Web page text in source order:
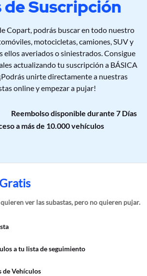
de Suscripción
Copart, podrás buscar en todo nuestro
motocicletas, camiones, SUV y
ellos averiados o siniestrados. Consigue
actualizando tu suscripción a BÁSICA
unirte directamente a nuestras
online y empezar a pujar!
Reembolso disponible durante 7 Días
a más de 10.000 vehículos
Gratis
ver las subastas, pero no quieren pujar.
a tu lista de seguimiento
de Vehículos